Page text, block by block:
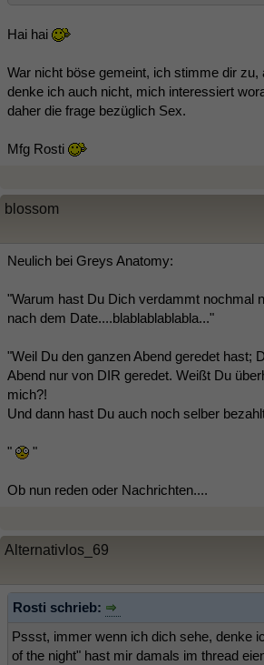
Hai hai
War nicht böse gemeint, ich stimme dir zu,
denke ich auch nicht, mich interessiert
daher die frage bezüglich Sex.
Mfg Rosti
blossom
Neulich bei Greys Anatomy:
"Warum hast Du Dich verdammt nochmal
nach dem Date....blablablablabla..."
"Weil Du den ganzen Abend geredet hast;
Abend nur von DIR geredet. Weißt Du
mich?!
Und dann hast Du auch noch selber
" "
Ob nun reden oder Nachrichten....
Alternativlos_69
Rosti schrieb:
Pssst, immer wenn ich dich sehe, denke
of the night" hast mir damals im thread